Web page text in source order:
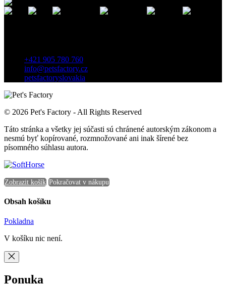
+421 905 780 760
info@petsfactory.cz
petsfactoryslovakia
© 2026 Pet's Factory - All Rights Reserved
Táto stránka a všetky jej súčasti sú chránené autorským zákonom a
nesmú byť kopírované, rozmnožované ani inak šírené bez
písomného súhlasu autora.
Zobrazit košík Pokračovat v nákupu
Obsah košíku
Pokladna
V košíku nic není.
Ponuka